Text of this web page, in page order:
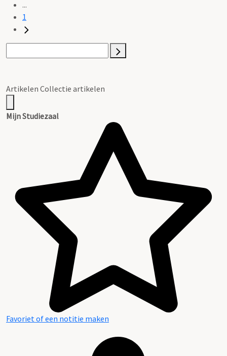
...
1
Artikelen Collectie artikelen
Mijn Studiezaal
Favoriet of een notitie maken